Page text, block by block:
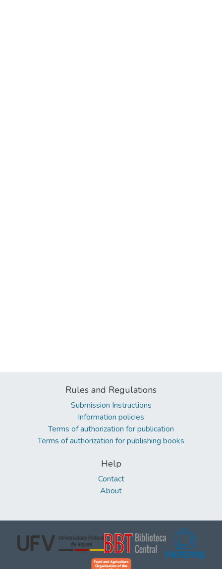
Rules and Regulations
Submission Instructions
Information policies
Terms of authorization for publication
Terms of authorization for publishing books
Help
Contact
About